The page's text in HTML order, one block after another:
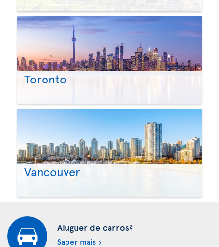
Toronto
Vancouver
Aluguer de carros?
Saber mais